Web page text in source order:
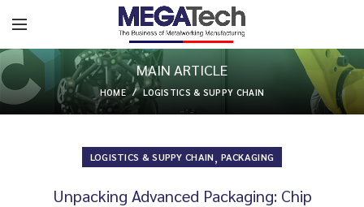
MAIN ARTICLE
HOME LOGISTICS & SUPPY CHAIN
LOGISTICS & SUPPY CHAIN, PACKAGING
Unpacking Advanced Packaging: Chip